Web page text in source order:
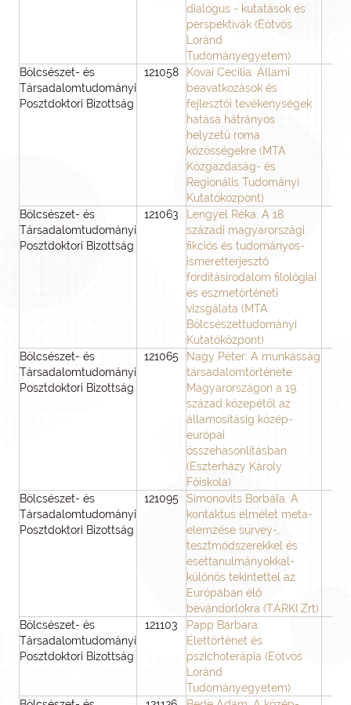
dialógus - kutatások és
perspektívák (Eötvös
Loránd
Tudományegyetem)
Bölcsészet- és
Társadalomtudományi
Posztdoktori Bizottság
121058
Kovai Cecília: Állami
beavatkozások és
fejlesztői tevékenységek
hatása hátrányos
helyzetű roma
közösségekre (MTA
Közgazdaság- és
Regionális Tudományi
Kutatóközpont)
Bölcsészet- és
Társadalomtudományi
Posztdoktori Bizottság
121063
Lengyel Réka: A 18.
századi magyarországi
fikciós és tudományos-
ismeretterjesztő
fordításirodalom filológiai
és eszmetörténeti
vizsgálata (MTA
Bölcsészettudományi
Kutatóközpont)
Bölcsészet- és
Társadalomtudományi
Posztdoktori Bizottság
121065
Nagy Péter: A munkásság
társadalomtörténete
Magyarországon a 19.
század közepétől az
államosításig közép-
európai
összehasonlításban
(Eszterházy Károly
Főiskola)
Bölcsészet- és
Társadalomtudományi
Posztdoktori Bizottság
121095
Simonovits Borbála: A
kontaktus elmélet meta-
elemzése survey-,
tesztmódszerekkel és
esettanulmányokkal-
különös tekintettel az
Európában élő
bevándorlókra (TÁRKI Zrt)
Bölcsészet- és
Társadalomtudományi
Posztdoktori Bizottság
121103
Papp Barbara:
Élettörténet és
pszichoterápia (Eötvös
Loránd
Tudományegyetem)